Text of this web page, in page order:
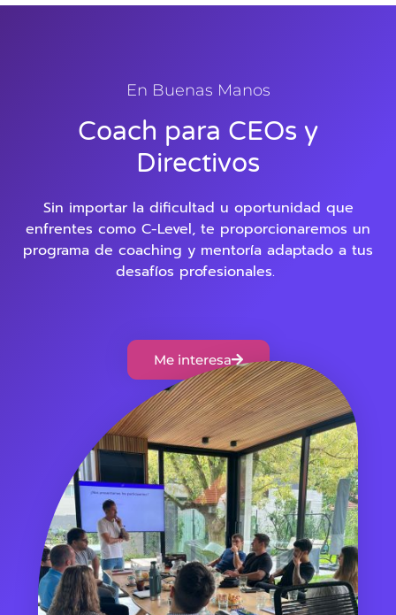
En Buenas Manos
Coach para CEOs y
Directivos
Sin importar la dificultad u oportunidad que
enfrentes como C-Level, te proporcionaremos un
programa de coaching y mentoría adaptado a tus
desafíos profesionales.
Me interesa